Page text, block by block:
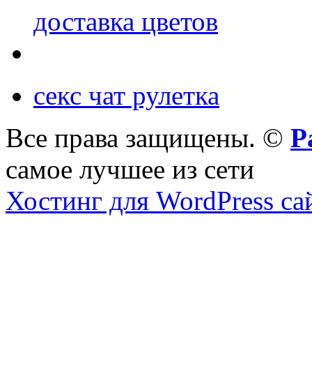
доставка цветов
секс чат рулетка
Все права защищены. ©
самое лучшее из сети
Хостинг для WordPress